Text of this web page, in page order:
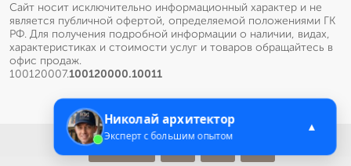
Сайт носит исключительно информационный характер и не
является публичной офертой, определяемой положениями ГК
РФ. Для получения подробной информации о наличии, видах,
характеристиках и стоимости услуг и товаров обращайтесь в
офис продаж.
100120007.100120000.10011
Меню
Николай архитектор
Эксперт с большим опытом
▲